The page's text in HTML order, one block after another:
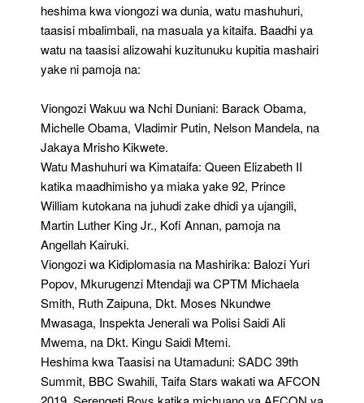
heshima kwa viongozi wa dunia, watu mashuhuri,
taasisi mbalimbali, na masuala ya kitaifa. Baadhi ya
watu na taasisi alizowahi kuzitunuku kupitia mashairi
yake ni pamoja na:
Viongozi Wakuu wa Nchi Duniani: Barack Obama,
Michelle Obama, Vladimir Putin, Nelson Mandela, na
Jakaya Mrisho Kikwete.
Watu Mashuhuri wa Kimataifa: Queen Elizabeth II
katika maadhimisho ya miaka yake 92, Prince
William kutokana na juhudi zake dhidi ya ujangili,
Martin Luther King Jr., Kofi Annan, pamoja na
Angellah Kairuki.
Viongozi wa Kidiplomasia na Mashirika: Balozi Yuri
Popov, Mkurugenzi Mtendaji wa CPTM Michaela
Smith, Ruth Zaipuna, Dkt. Moses Nkundwe
Mwasaga, Inspekta Jenerali wa Polisi Saidi Ali
Mwema, na Dkt. Kingu Saidi Mtemi.
Heshima kwa Taasisi na Utamaduni: SADC 39th
Summit, BBC Swahili, Taifa Stars wakati wa AFCON